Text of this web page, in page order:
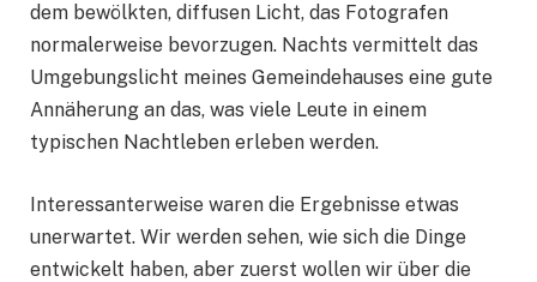
dem bewölkten, diffusen Licht, das Fotografen
normalerweise bevorzugen. Nachts vermittelt das
Umgebungslicht meines Gemeindehauses eine gute
Annäherung an das, was viele Leute in einem
typischen Nachtleben erleben werden.
Interessanterweise waren die Ergebnisse etwas
unerwartet. Wir werden sehen, wie sich die Dinge
entwickelt haben, aber zuerst wollen wir über die